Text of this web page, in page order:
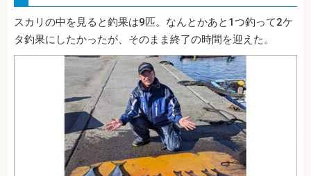
スカリの中を見ると釣果は9匹。なんとかあと1つ釣って2ケ
タ釣果にしたかったが、そのまま終了の時間を迎えた。